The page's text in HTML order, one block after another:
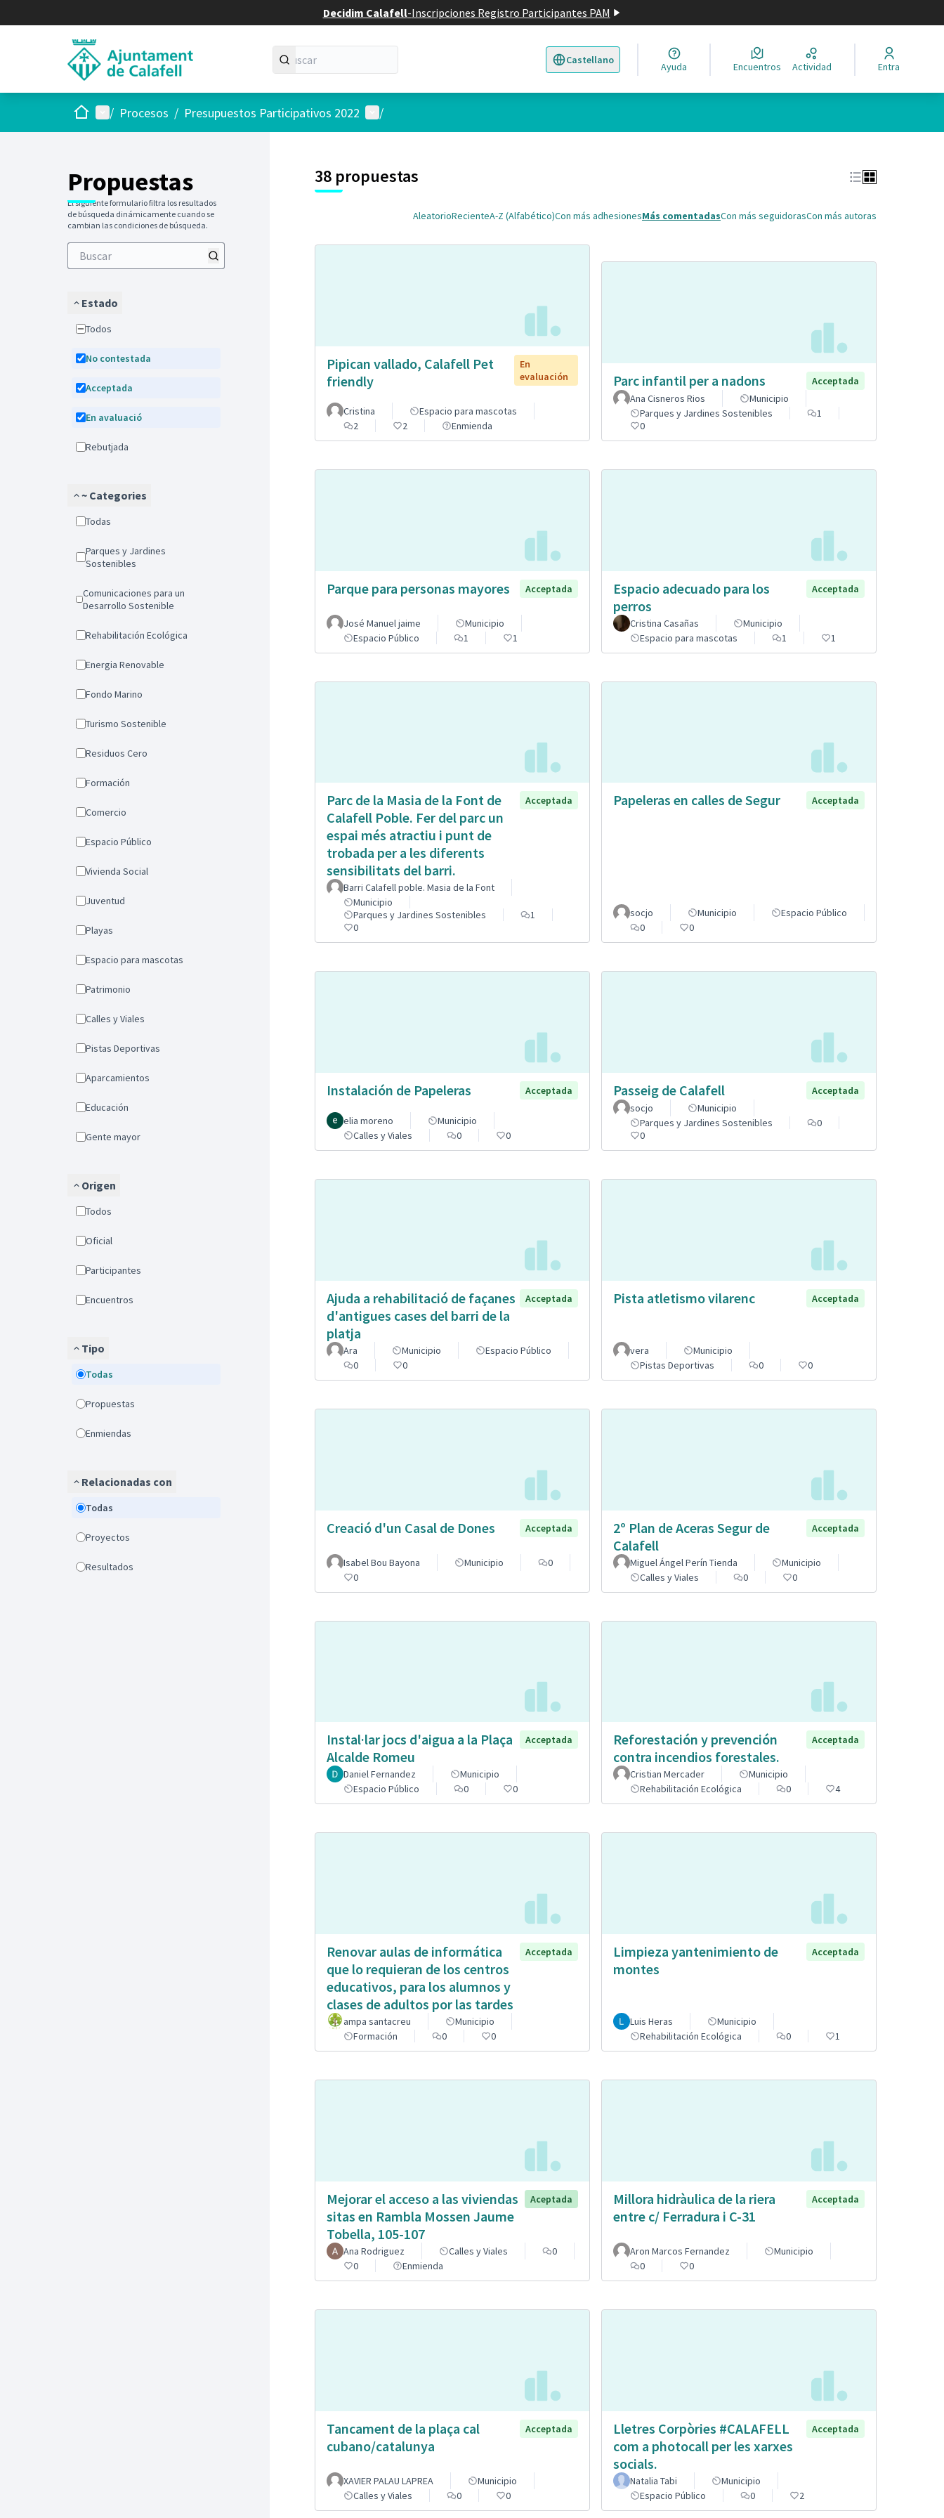
Decidim Calafell-Inscripciones Registro Participantes PAM
Castellano
Triar la llengua Elegir el idioma
Ayuda Encuentros Actividad Entra
InicioMenú principal
/ Procesos / Presupuestos Participativos 2022 Menú de usuario
/
Propuestas
El siguiente formulario filtra los resultados
de búsqueda dinámicamente cuando se
cambian las condiciones de búsqueda.
Estado
Todos
No contestada
Acceptada
En avaluació
Rebutjada
~ Categories
Todas
Parques y Jardines
Sostenibles
Comunicaciones para un
Desarrollo Sostenible
Rehabilitación Ecológica
Energia Renovable
Fondo Marino
Turismo Sostenible
Residuos Cero
Formación
Comercio
Espacio Público
Vivienda Social
Juventud
Playas
Espacio para mascotas
Patrimonio
Calles y Viales
Pistas Deportivas
Aparcamientos
Educación
Gente mayor
Origen
Todos
Oficial
Participantes
Encuentros
Tipo
Todas
Propuestas
Enmiendas
Relacionadas con
Todas
Proyectos
Resultados
38 propuestas
AleatorioRecienteA-Z (Alfabético)Con más adhesionesMás comentadasCon más seguidorasCon más autoras
Pipican vallado, Calafell Pet
friendly
En
evaluación
Cristina
Espacio para mascotas
2
2 Enmienda
Parc infantil per a nadons
Acceptada
Ana Cisneros Rios
Municipio
Parques y Jardines Sostenibles
1
0
Parque para personas mayores Acceptada
José Manuel jaime
Municipio
Espacio Público
1 1
Espacio adecuado para los
perros
Acceptada
Cristina Casañas
Municipio
Espacio para mascotas
1 1
Parc de la Masia de la Font de
Calafell Poble. Fer del parc un
espai més atractiu i punt de
trobada per a les diferents
sensibilitats del barri.
Acceptada
Barri Calafell poble. Masia de la Font
Municipio
Parques y Jardines Sostenibles
1
0
Papeleras en calles de Segur Acceptada
socjo Municipio
Espacio Público
0
0
Instalación de Papeleras Acceptada
elia moreno
Municipio
Calles y Viales
0 0
Passeig de Calafell
Acceptada
socjo
Municipio
Parques y Jardines Sostenibles
0
0
Ajuda a rehabilitació de façanes
d'antigues cases del barri de la
platja
Acceptada
Ara Municipio
Espacio Público
0
0
Pista atletismo vilarenc Acceptada
vera
Municipio
Pistas Deportivas
0 0
Creació d'un Casal de Dones Acceptada
Isabel Bou Bayona Municipio
0
0
2º Plan de Aceras Segur de
Calafell
Acceptada
Miguel Ángel Perín Tienda
Municipio
Calles y Viales
0 0
Instal·lar jocs d'aigua a la Plaça
Alcalde Romeu
Acceptada
Daniel Fernandez
Municipio
Espacio Público
0 0
Reforestación y prevención
contra incendios forestales.
Acceptada
Cristian Mercader
Municipio
Rehabilitación Ecológica
0 4
Renovar aulas de informática
que lo requieran de los centros
educativos, para los alumnos y
clases de adultos por las tardes
Acceptada
ampa santacreu
Municipio
Formación
0 0
Limpieza yantenimiento de
montes
Acceptada
Luis Heras
Municipio
Rehabilitación Ecológica
0 1
Mejorar el acceso a las viviendas
sitas en Rambla Mossen Jaume
Tobella, 105-107
Aceptada
Ana Rodriguez Calles y Viales
0
0
Enmienda
Millora hidràulica de la riera
entre c/ Ferradura i C-31
Acceptada
Aron Marcos Fernandez
Municipio
0
0
Tancament de la plaça cal
cubano/catalunya
Acceptada
XAVIER PALAU LAPREA
Municipio
Calles y Viales
0 0
Lletres Corpòries #CALAFELL
com a photocall per les xarxes
socials.
Acceptada
Natalia Tabi
Municipio
Espacio Público
0 2